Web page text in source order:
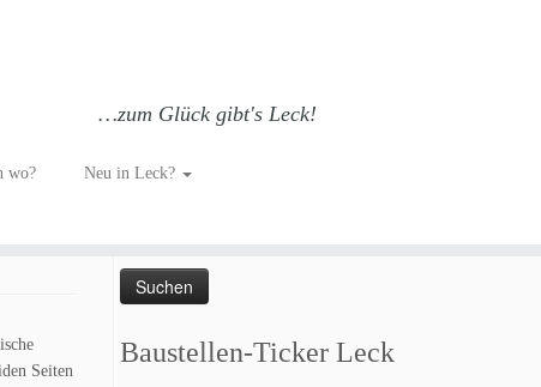
…zum Glück gibt's Leck!
wo? Neu in Leck?
Seiten
Such dich GLÜCKlich…
Baustellen-Ticker Leck